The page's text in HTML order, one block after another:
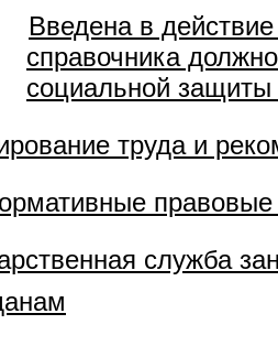
Введена в
справочника
социальной
труда и
правовые
служба